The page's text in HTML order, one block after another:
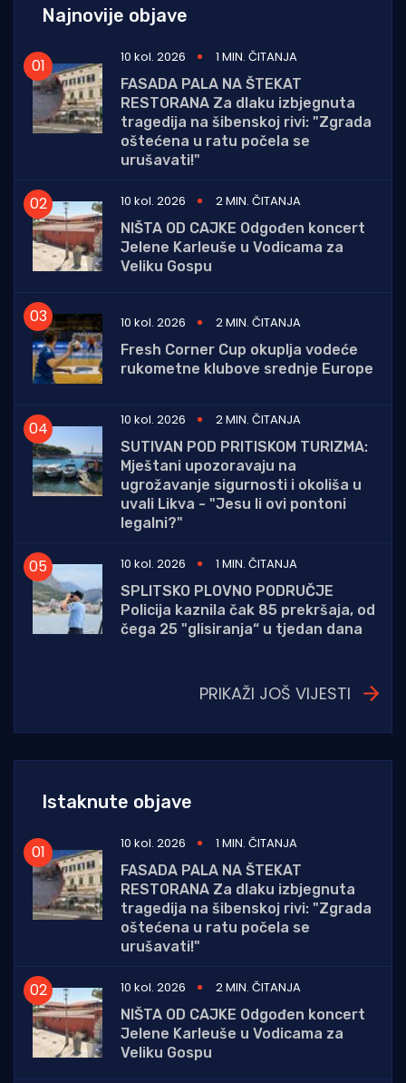
Najnovije objave
10 kol. 2026
1 MIN. ČITANJA
FASADA PALA NA ŠTEKAT
RESTORANA Za dlaku izbjegnuta
tragedija na šibenskoj rivi: "Zgrada
oštećena u ratu počela se
urušavati!"
10 kol. 2026
2 MIN. ČITANJA
NIŠTA OD CAJKE Odgođen koncert
Jelene Karleuše u Vodicama za
Veliku Gospu
10 kol. 2026
2 MIN. ČITANJA
Fresh Corner Cup okuplja vodeće
rukometne klubove srednje Europe
10 kol. 2026
2 MIN. ČITANJA
SUTIVAN POD PRITISKOM TURIZMA:
Mještani upozoravaju na
ugrožavanje sigurnosti i okoliša u
uvali Likva - "Jesu li ovi pontoni
legalni?"
10 kol. 2026
1 MIN. ČITANJA
SPLITSKO PLOVNO PODRUČJE
Policija kaznila čak 85 prekršaja, od
čega 25 "glisiranja“ u tjedan dana
PRIKAŽI JOŠ VIJESTI
Istaknute objave
10 kol. 2026
1 MIN. ČITANJA
FASADA PALA NA ŠTEKAT
RESTORANA Za dlaku izbjegnuta
tragedija na šibenskoj rivi: "Zgrada
oštećena u ratu počela se
urušavati!"
10 kol. 2026
2 MIN. ČITANJA
NIŠTA OD CAJKE Odgođen koncert
Jelene Karleuše u Vodicama za
Veliku Gospu